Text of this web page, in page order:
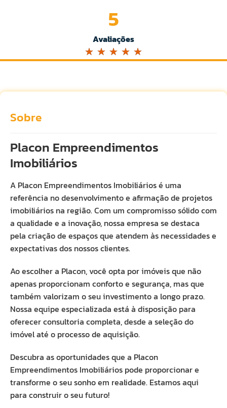
Avaliações
5
☆ ☆ ☆ ☆ ☆
Sobre
Placon Empreendimentos
Imobiliários
A Placon Empreendimentos Imobiliários é uma
referência no desenvolvimento e afirmação de projetos
imobiliários na região. Com um compromisso sólido com
a qualidade e a inovação, nossa empresa se destaca
pela criação de espaços que atendem às necessidades e
expectativas dos nossos clientes.
Ao escolher a Placon, você opta por imóveis que não
apenas proporcionam conforto e segurança, mas que
também valorizam o seu investimento a longo prazo.
Nossa equipe especializada está à disposição para
oferecer consultoria completa, desde a seleção do
imóvel até o processo de aquisição.
Descubra as oportunidades que a Placon
Empreendimentos Imobiliários pode proporcionar e
transforme o seu sonho em realidade. Estamos aqui
para construir o seu futuro!